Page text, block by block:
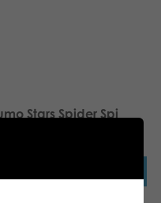
Stars Spider Spi